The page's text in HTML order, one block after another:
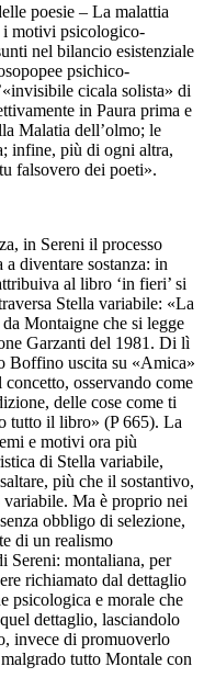
poesie – La malattia
motivi psicologico-
nel bilancio esistenziale
psichico-
cicala solista» di
in Paura prima e
Malatia dell’olmo; le
; infine, più di ogni altra,
falsovero dei poeti».
, in Sereni il processo
diventare sostanza: in
al libro ‘in fieri’ si
Stella variabile: «La
Montaigne che si legge
Garzanti del 1981. Di lì
Boffino uscita su «Amica»
concetto, osservando come
delle cose come ti
tutto il libro» (P 665). La
e motivi ora più
di Stella variabile,
più che il sostantivo,
variabile. Ma è proprio nei
obbligo di selezione,
di un realismo
Sereni: montaliana, per
richiamato dal dettaglio
psicologica e morale che
dettaglio, lasciandolo
invece di promuoverlo
tutto Montale con